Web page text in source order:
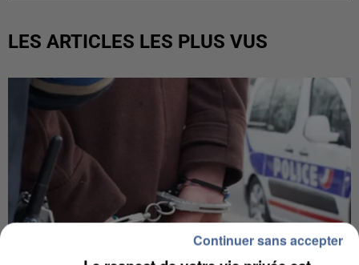
LES ARTICLES LES PLUS VUS
Continuer sans accepter